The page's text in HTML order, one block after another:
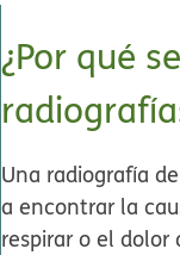
¿Por qué
Una radiografía
a encontrar la
respirar o el dolor